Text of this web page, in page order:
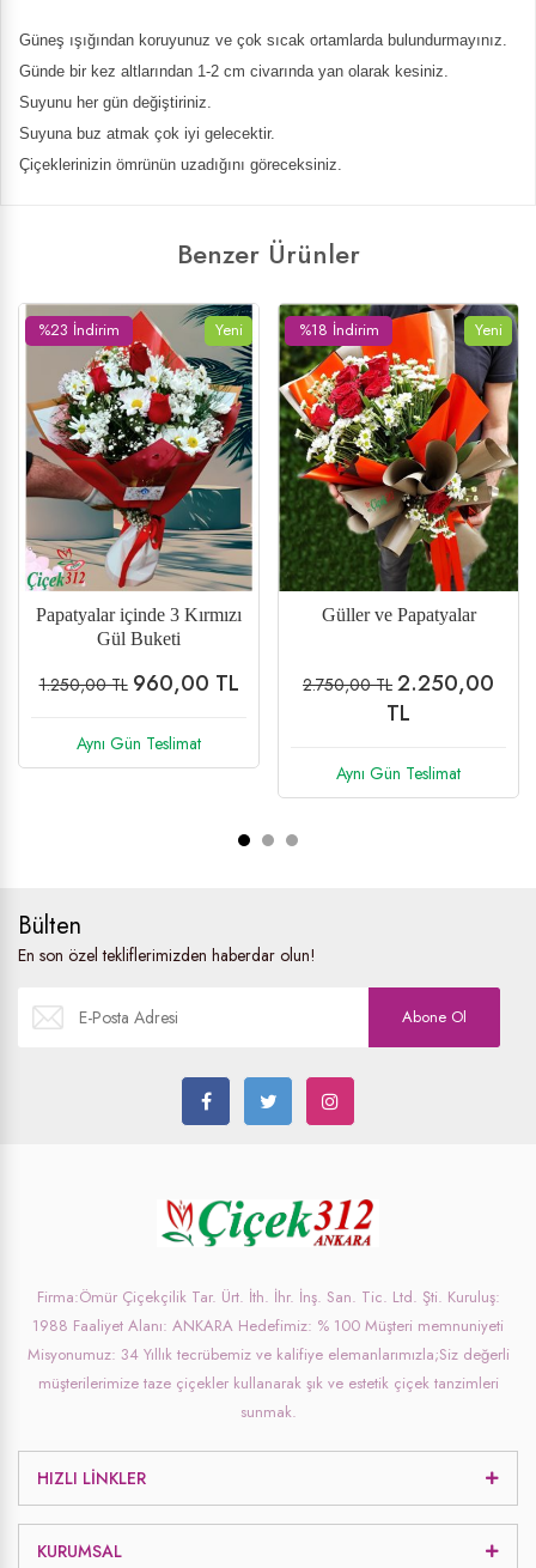
Güneş ışığından koruyunuz ve çok sıcak ortamlarda bulundurmayınız.
Günde bir kez altlarından 1-2 cm civarında yan olarak kesiniz.
Suyunu her gün değiştiriniz.
Suyuna buz atmak çok iyi gelecektir.
Çiçeklerinizin ömrünün uzadığını göreceksiniz.
Benzer Ürünler
%23 İndirim Yeni
Papatyalar içinde 3 Kırmızı
Gül Buketi
1.250,00 TL 960,00 TL
Aynı Gün Teslimat
%18 İndirim Yeni
Güller ve Papatyalar
2.750,00 TL 2.250,00
TL
Aynı Gün Teslimat
Bülten
En son özel tekliflerimizden haberdar olun!
Abone Ol
Firma:Ömür Çiçekçilik Tar. Ürt. İth. İhr. İnş. San. Tic. Ltd. Şti. Kuruluş:
1988 Faaliyet Alanı: ANKARA Hedefimiz: % 100 Müşteri memnuniyeti
Misyonumuz: 34 Yıllık tecrübemiz ve kalifiye elemanlarımızla;Siz değerli
müşterilerimize taze çiçekler kullanarak şık ve estetik çiçek tanzimleri
sunmak.
HIZLI LINKLER
KURUMSAL